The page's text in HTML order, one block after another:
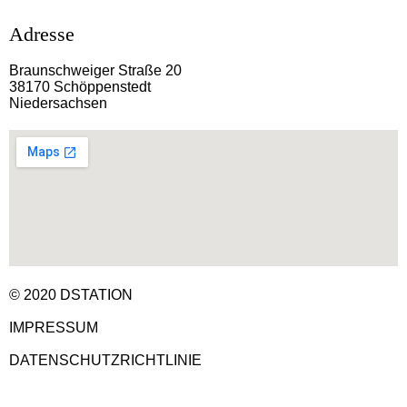
Adresse
Braunschweiger Straße 20
38170 Schöppenstedt
Niedersachsen
© 2020 DSTATION
IMPRESSUM
DATENSCHUTZRICHTLINIE